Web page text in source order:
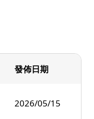
發佈日期
2026/05/15